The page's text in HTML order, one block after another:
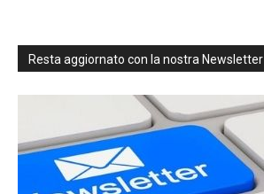
Resta aggiornato con la nostra Newsletter